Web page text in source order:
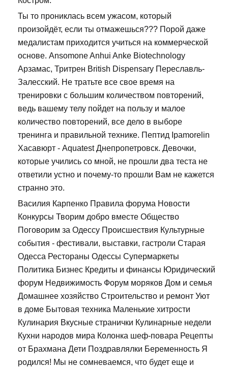
Ты то прониклась всем ужасом, который
произойдёт, если ты отмажешься??? Порой даже
медалистам приходится учиться на коммерческой
основе. Ansomone Anhui Anke Biotechnology
Арзамас, Тритрен British Dispensary Переславль-
Залесский. Не тратьте все свое время на
тренировки с большим количеством повторений,
ведь вашему телу пойдет на пользу и малое
количество повторений, все дело в выборе
тренинга и правильной технике. Пептид Ipamorelin
Хасавюрт - Aquatest Днепропетровск. Девочки,
которые учились со мной, не прошли два теста не
ответили устно и почему-то прошли Вам не кажется
странно это.
Василия Карпенко Правила форума Новости
Конкурсы Творим добро вместе Общество
Поговорим за Одессу Происшествия Культурные
события - фестивали, выставки, гастроли Старая
Одесса Рестораны Одессы Супермаркеты
Политика Бизнес Кредиты и финансы Юридический
форум Недвижимость Форум моряков Дом и семья
Домашнее хозяйство Строительство и ремонт Уют
в доме Бытовая техника Маленькие хитрости
Кулинария Вкусные странички Кулинарные недели
Кухни народов мира Колонка шеф-повара Рецепты
от Брахмана Дети Поздравлялки Беременность Я
родился! Мы не сомневаемся, что будет еще и